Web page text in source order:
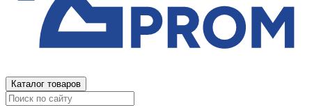
Каталог товаров